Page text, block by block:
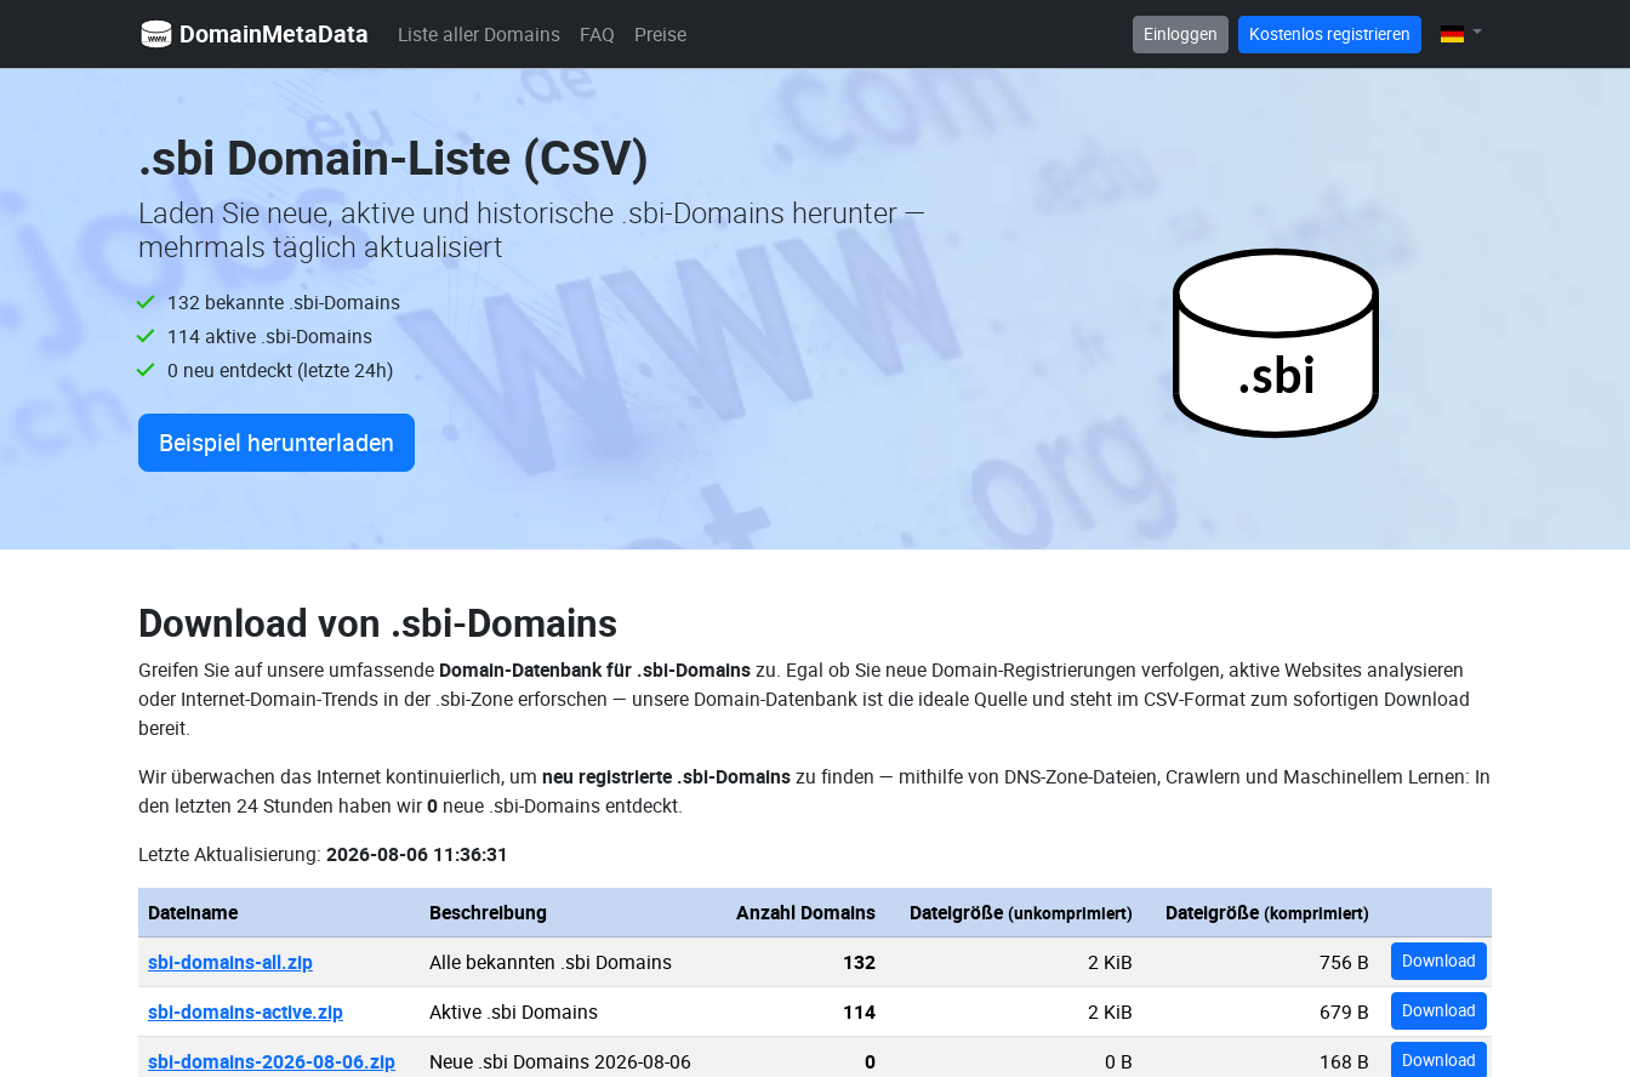
DomainMetaData Liste aller Domains FAQ Preise Einloggen Kostenlos registrieren
.sbi Domain-Liste (CSV)
Laden Sie neue, aktive und historische .sbi-Domains herunter —
mehrmals täglich aktualisiert
132 bekannte .sbi-Domains
114 aktive .sbi-Domains
0 neu entdeckt (letzte 24h)
Beispiel herunterladen
.sbi
Download von .sbi-Domains
Greifen Sie auf unsere umfassende Domain-Datenbank für .sbi-Domainszu. Egal ob Sie neue Domain-Registrierungen verfolgen, aktive Websites analysieren
oder Internet-Domain-Trends in der .sbi-Zone erforschen — unsere Domain-Datenbank ist die ideale Quelle und steht im CSV-Format zum sofortigen Download
bereit.
Wir überwachen das Internet kontinuierlich, um neu registrierte .sbi-Domainszu finden — mithilfe von DNS-Zone-Dateien, Crawlern und Maschinellem Lernen: In
den letzten 24 Stunden haben wir0 neue .sbi-Domains entdeckt.
Letzte Aktualisierung: 2026-08-06 11:36:31
Dateiname Beschreibung Anzahl Domains Dateigröße (unkomprimiert) Dateigröße (komprimiert)
sbi-domains-all.zip Alle bekannten .sbi Domains 132 2 KiB 756 B Download
sbi-domains-active.zip Aktive .sbi Domains 114 2 KiB 679 B Download
sbi-domains-2026-08-06.zip Neue .sbi Domains 2026-08-06 0 0 B 168 B Download